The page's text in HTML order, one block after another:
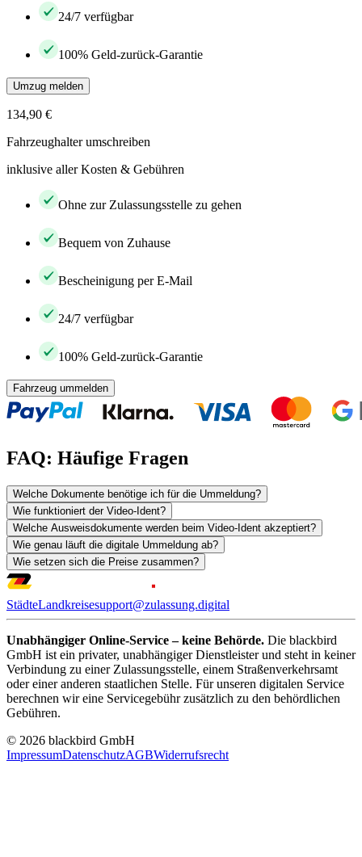
24/7 verfügbar
100% Geld-zurück-Garantie
Umzug melden
134,90 €
Fahrzeughalter umschreiben
inklusive aller Kosten & Gebühren
Ohne zur Zulassungsstelle zu gehen
Bequem von Zuhause
Bescheinigung per E-Mail
24/7 verfügbar
100% Geld-zurück-Garantie
Fahrzeug ummelden
FAQ: Häufige Fragen
Welche Dokumente benötige ich für die Ummeldung?
Wie funktioniert der Video-Ident?
Welche Ausweisdokumente werden beim Video-Ident akzeptiert?
Wie genau läuft die digitale Ummeldung ab?
Wie setzen sich die Preise zusammen?
StädteLandkreisesupport@zulassung.digital
Unabhängiger Online-Service – keine Behörde. Die blackbird
GmbH ist ein privater, unabhängiger Dienstleister und steht in keiner
Verbindung zu einer Zulassungsstelle, einem Straßenverkehrsamt
oder einer anderen staatlichen Stelle. Für unseren digitalen Service
berechnen wir eine Servicegebühr zusätzlich zu den behördlichen
Gebühren.
© 2026 blackbird GmbH
ImpressumDatenschutzAGBWiderrufsrecht